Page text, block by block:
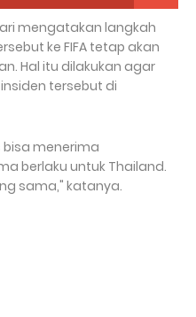
mengatakan langkah
ke FIFA tetap akan
Hal itu dilakukan agar
tersebut di
bisa menerima
berlaku untuk Thailand.
sama," katanya.